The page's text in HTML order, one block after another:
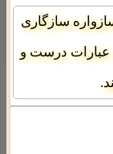
سازگاری
عبارات درست و